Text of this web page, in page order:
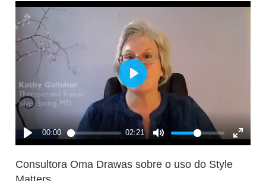
Consultora Oma Drawas sobre o uso do Style